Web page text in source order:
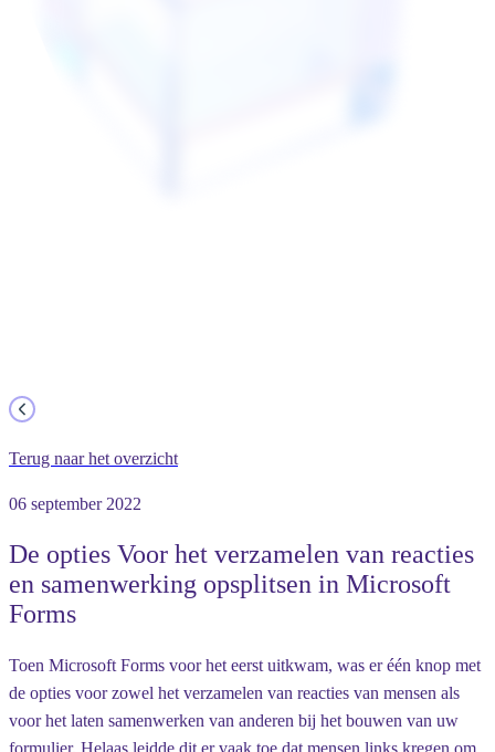
Terug naar het overzicht
06 september 2022
De opties Voor het verzamelen van reacties
en samenwerking opsplitsen in Microsoft
Forms
Toen Microsoft Forms voor het eerst uitkwam, was er één knop met
de opties voor zowel het verzamelen van reacties van mensen als
voor het laten samenwerken van anderen bij het bouwen van uw
formulier. Helaas leidde dit er vaak toe dat mensen links kregen om